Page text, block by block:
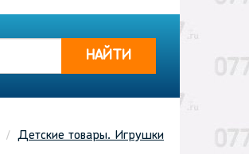
НАЙТИ
Детские товары. Игрушки